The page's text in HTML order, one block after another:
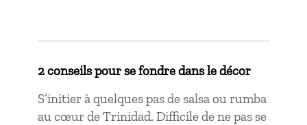
2 conseils pour se fondre dans le décor
S’initier à quelques pas de salsa ou rumba
au cœur de Trinidad. Difficile de ne pas se